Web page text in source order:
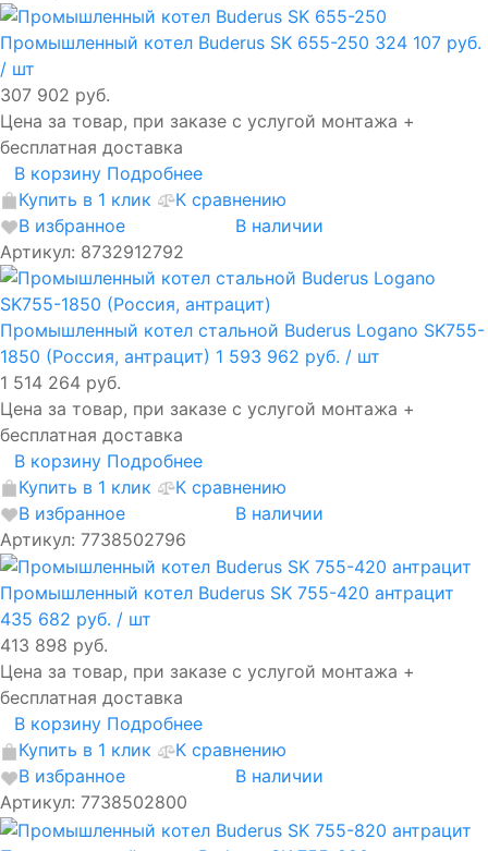
Промышленный котел Buderus SK 655-250 324 107 руб.
/ шт
307 902 руб.
Цена за товар, при заказе с услугой монтажа +
бесплатная доставка
В корзину Подробнее
Купить в 1 клик
К сравнению
В избранное
В наличии
Артикул: 8732912792
Промышленный котел стальной Buderus Logano SK755-
1850 (Россия, антрацит) 1 593 962 руб. / шт
1 514 264 руб.
Цена за товар, при заказе с услугой монтажа +
бесплатная доставка
В корзину Подробнее
Купить в 1 клик
К сравнению
В избранное
В наличии
Артикул: 7738502796
Промышленный котел Buderus SK 755-420 антрацит
435 682 руб. / шт
413 898 руб.
Цена за товар, при заказе с услугой монтажа +
бесплатная доставка
В корзину Подробнее
Купить в 1 клик
К сравнению
В избранное
В наличии
Артикул: 7738502800